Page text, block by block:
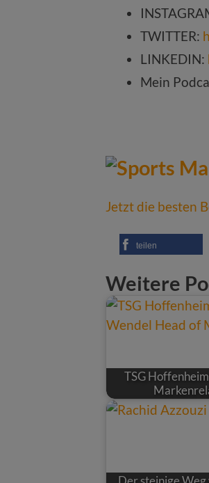
TWITTER:
LINKEDIN:
Mein
Jetzt die besten
teilen
Weitere
TSG